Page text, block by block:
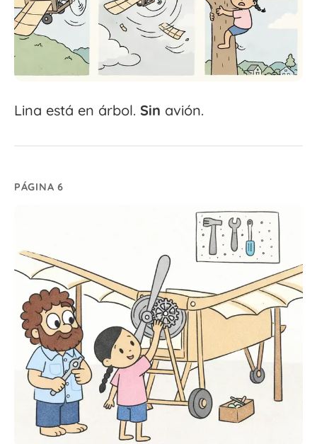
Lina está en árbol. Sin avión.
PÁGINA 6